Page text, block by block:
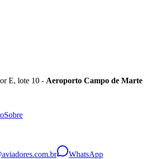
E, lote 10 - Aeroporto Campo de Marte
Sobre
WhatsApp